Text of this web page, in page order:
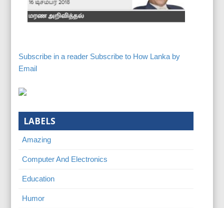
Subscribe in a reader Subscribe to How Lanka by
Email
LABELS
Amazing
Computer And Electronics
Education
Humor